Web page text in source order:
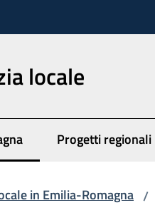
locale
Progetti regionali
in Emilia-Romagna /